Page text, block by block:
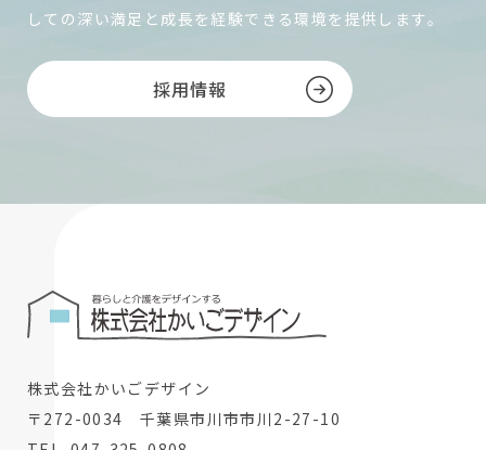
しての深い満足と成長を経験できる環境を提供します。
採用情報
株式会社かいごデザイン
〒272-0034 千葉県市川市市川2-27-10